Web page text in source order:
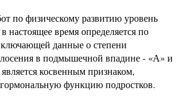
по физическому развитию уровень
настоящее время определяется по
данные о степени
в подмышечной впадине - «А» и
косвенным признаком,
функцию подростков.